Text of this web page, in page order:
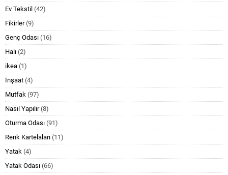
Ev Tekstil (42)
Fikirler(9)
Genç Odası (16)
Halı (2)
ikea (1)
İnşaat (4)
Mutfak (97)
Nasıl Yapılır(8)
Oturma Odası (91)
Renk Kartelaları (11)
Yatak (4)
Yatak Odası (66)